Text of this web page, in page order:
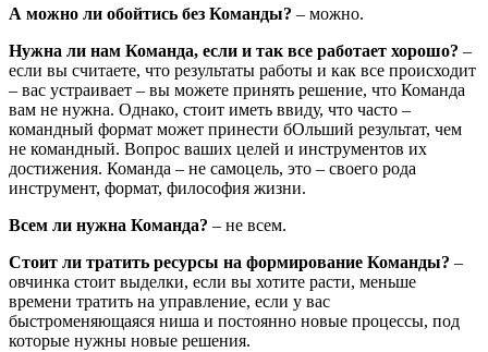
А можно ли обойтись без Команды? – можно.
Нужна ли нам Команда, если и так все работает хорошо? –
если вы считаете, что результаты работы и как все происходит
– вас устраивает – вы можете принять решение, что Команда
вам не нужна. Однако, стоит иметь ввиду, что часто –
командный формат может принести бОльший результат, чем
не командный. Вопрос ваших целей и инструментов их
достижения. Команда – не самоцель, это – своего рода
инструмент, формат, философия жизни.
Всем ли нужна Команда? – не всем.
Стоит ли тратить ресурсы на формирование Команды? –
овчинка стоит выделки, если вы хотите расти, меньше
времени тратить на управление, если у вас
быстроменяющаяся ниша и постоянно новые процессы, под
которые нужны новые решения.